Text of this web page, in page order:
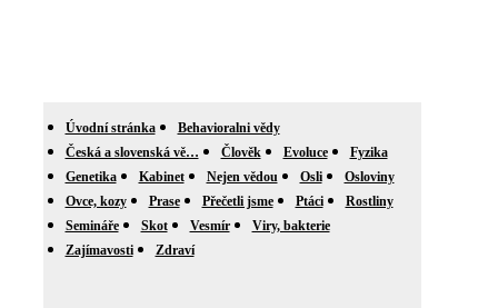
Úvodní stránka
Behavioralni vědy
Česká a slovenská vě…
Člověk Evoluce
Fyzika
Genetika
Kabinet Nejen vědou Osli
Osloviny
Ovce, kozy
Prase Přečetli jsme Ptáci
Rostliny
Semináře
Skot Vesmír
Viry, bakterie
Zajímavosti
Zdraví